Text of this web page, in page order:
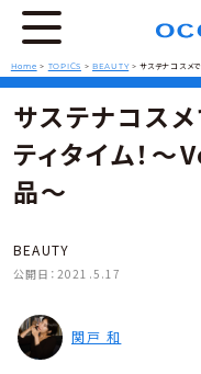
Home > TOPICS >BEAUTY>サステナコスメ
サステナコス
ティタイム！
品〜
BEAUTY
公開日： 2021.5.17
関戸 和